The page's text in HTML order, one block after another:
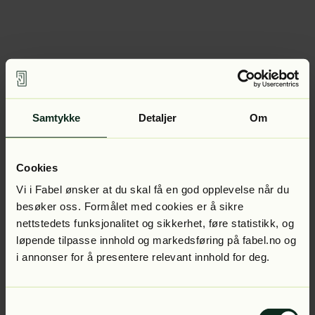
Samtykke Detaljer Om
Cookies
Vi i Fabel ønsker at du skal få en god opplevelse når du
besøker oss. Formålet med cookies er å sikre
nettstedets funksjonalitet og sikkerhet, føre statistikk, og
løpende tilpasse innhold og markedsføring på fabel.no og
i annonser for å presentere relevant innhold for deg.